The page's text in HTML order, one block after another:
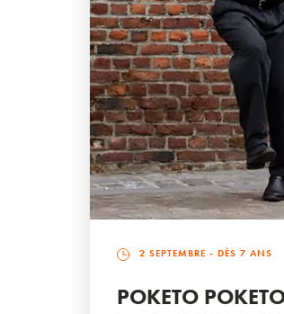
2 SEPTEMBRE - DÈS 7 ANS
POKETO